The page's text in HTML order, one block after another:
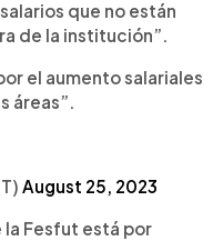
que no están
de la institución”.
el aumento salariales
áreas”.
August 25, 2023
la Fesfut está por